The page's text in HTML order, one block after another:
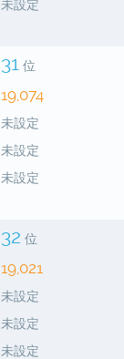
未設定
31 位
19,074
未設定
未設定
未設定
32 位
19,021
未設定
未設定
未設定